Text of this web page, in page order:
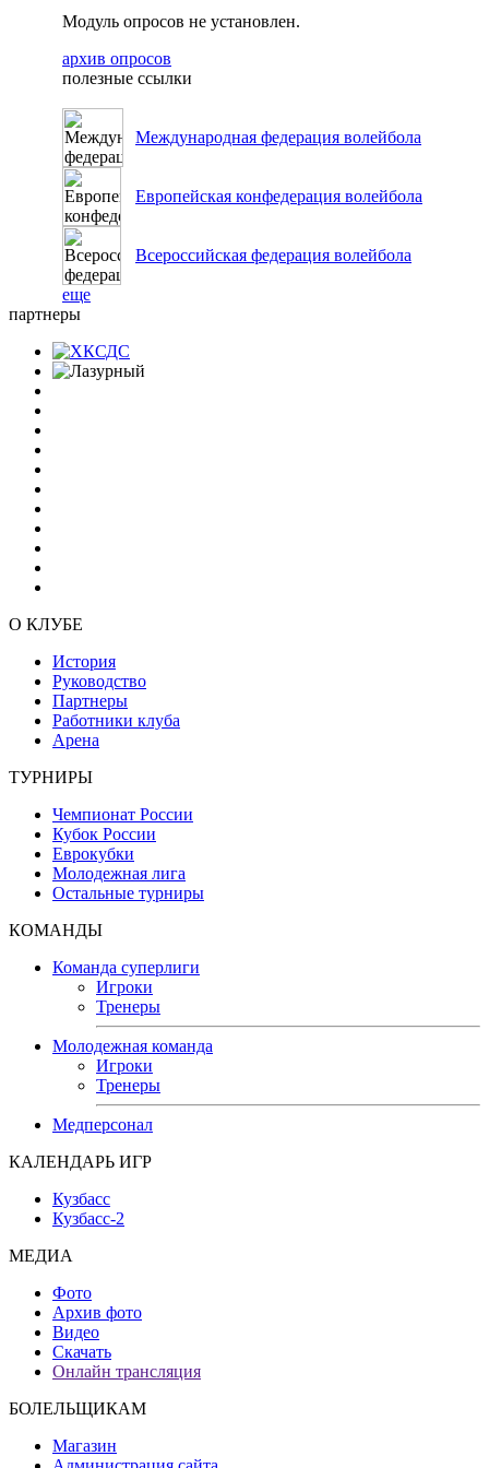
Модуль опросов не установлен.
архив опросов
полезные ссылки
Международная федерация волейбола
Европейская конфедерация волейбола
Всероссийская федерация волейбола
еще
партнеры
О КЛУБЕ
История
Руководство
Партнеры
Работники клуба
Арена
ТУРНИРЫ
Чемпионат России
Кубок России
Еврокубки
Молодежная лига
Остальные турниры
КОМАНДЫ
Команда суперлиги
Игроки
Тренеры
Молодежная команда
Игроки
Тренеры
Медперсонал
КАЛЕНДАРЬ ИГР
Кузбасс
Кузбасс-2
МЕДИА
Фото
Архив фото
Видео
Скачать
Онлайн трансляция
БОЛЕЛЬЩИКАМ
Магазин